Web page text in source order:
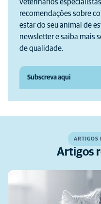
veterinários
recomendações sobre
estar do seu animal de
newsletter e saiba mais
de qualidade.
Subscreva aqui
ARTIGOS
Artigos